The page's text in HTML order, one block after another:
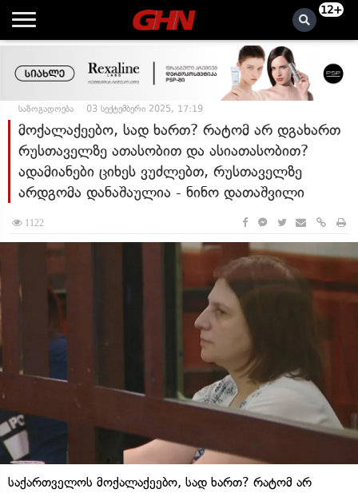
12+
საზოგადოება 03 სექტემბერი 2025, 17:19
მოქალაქეებო, სად ხართ? რატომ არ დგახართ
რუსთაველზე ათასობით და ასიათასობით?
ადამიანები ციხეს ვუძლებთ, რუსთაველზე
არდგომა დანაშაულია - ნინო დათაშვილი
1122
საქართველოს მოქალაქეებო, სად ხართ? რატომ არ